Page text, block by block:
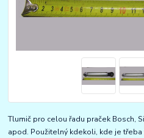
Tlumič pro celou řadu praček Bosch,
apod. Použitelný kdekoli, kde je